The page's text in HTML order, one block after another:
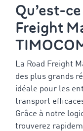
Qu’est-
Freight
La Road Freight
des plus grands
idéale pour les
transport
Grâce à notre
trouverez